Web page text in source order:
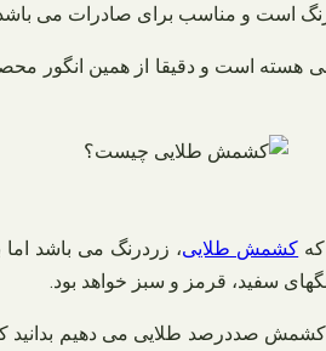
است و مناسب برای صادرات می باشد و
هسته است و دقیقا از همین انگور
کشمش طلایی، زردرنگ می باشد